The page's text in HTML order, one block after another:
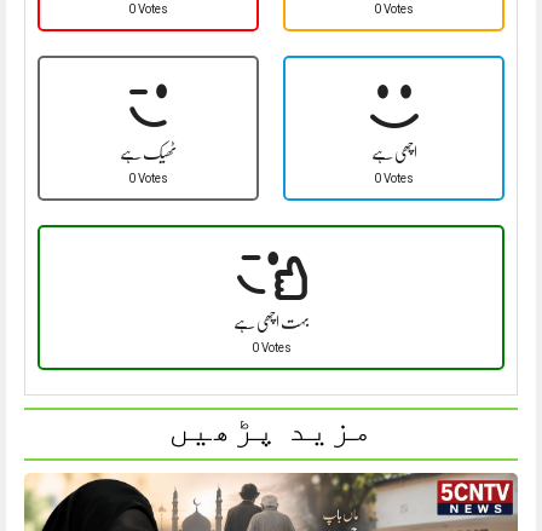
0 Votes 0 Votes
ٹھیک ہے
0 Votes
اچھی ہے
0 Votes
بہت اچھی ہے
0 Votes
مزید پڑھیں